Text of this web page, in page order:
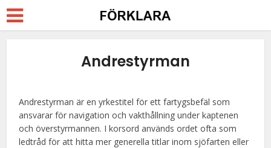
Andrestyrman
Andrestyrman är en yrkestitel för ett fartygsbefäl som
ansvarar för navigation och vakthållning under kaptenen
och överstyrmannen. I korsord används ordet ofta som
ledtråd för att hitta mer generella titlar inom sjöfarten eller